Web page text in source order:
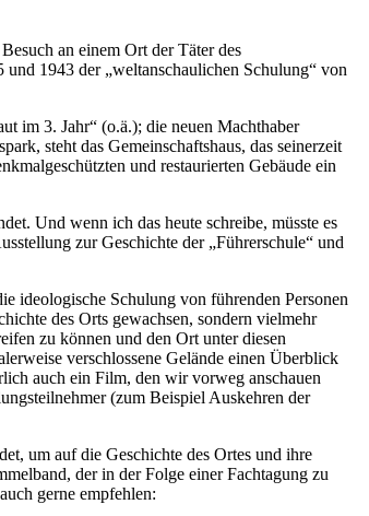
an einem Ort der Täter des
1943 der „weltanschaulichen Schulung“ von
im 3. Jahr“ (o.ä.); die neuen Machthaber
steht das Gemeinschaftshaus, das seinerzeit
und restaurierten Gebäude ein
Und wenn ich das heute schreibe, müsste es
zur Geschichte der „Führerschule“ und
ideologische Schulung von führenden Personen
des Orts gewachsen, sondern vielmehr
zu können und den Ort unter diesen
verschlossene Gelände einen Überblick
auch ein Film, den wir vorweg anschauen
(zum Beispiel Auskehren der
um auf die Geschichte des Ortes und ihre
der in der Folge einer Fachtagung zu
gerne empfehlen: